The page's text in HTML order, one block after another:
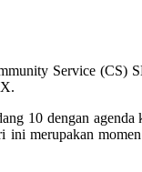
Service (CS)
10 dengan
merupakan